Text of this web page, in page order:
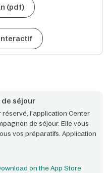
(pdf)
de séjour
l’application Center
de séjour. Elle vous
vos préparatifs. Application